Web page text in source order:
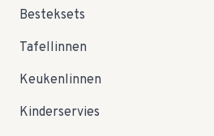
Besteksets
Tafellinnen
Keukenlinnen
Kinderservies